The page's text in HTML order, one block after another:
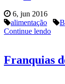
6, jun 2016
alimentação
Continue lendo
Franquias